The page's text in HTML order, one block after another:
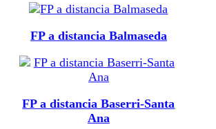
FP a distancia Balmaseda
FP a distancia Baserri-Santa
Ana